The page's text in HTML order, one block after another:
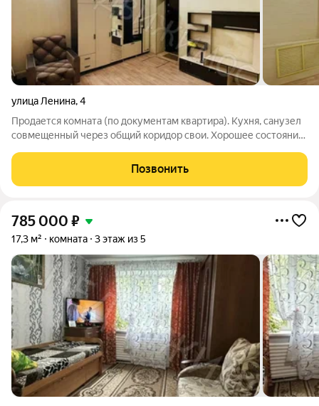
улица Ленина,4
Продается комната (по документам квартира). Кухня, санузел
совмещенный через общий коридор свои. Хорошее состояние
Позвонить
785 000 ₽
17,3 м² комната 3 этаж из 5